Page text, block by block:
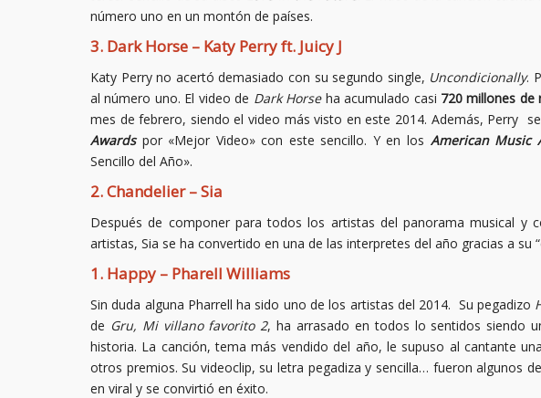
número uno en un montón de países.
3. Dark Horse – Katy Perry ft. Juicy J
Katy Perry no acertó demasiado con su segundo single, Uncondicionally.
al número uno. El video de Dark Horseha acumulado casi 720 millones de
mes de febrero, siendo el video más visto en este 2014. Además, Perry
Awards por «Mejor Video» con este sencillo. Y en los American Music
Sencillo del Año».
2. Chandelier – Sia
Después de componer para todos los artistas del panorama musical y
artistas, Sia se ha convertido en una de las interpretes del año gracias a su
1. Happy – Pharell Williams
Sin duda alguna Pharrell ha sido uno de los artistas del 2014. Su pegadizo
de Gru, Mi villano favorito 2, ha arrasado en todos lo sentidos siendo
historia. La canción, tema más vendido del año, le supuso al cantante
otros premios. Su videoclip, su letra pegadiza y sencilla… fueron algunos
en viral y se convirtió en éxito.